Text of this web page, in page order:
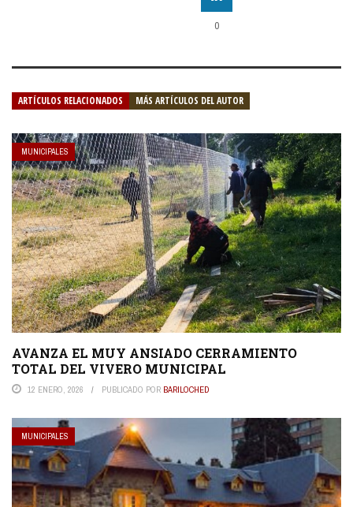
0
ARTÍCULOS RELACIONADOS MÁS ARTÍCULOS DEL AUTOR
MUNICIPALES
AVANZA EL MUY ANSIADO CERRAMIENTO
TOTAL DEL VIVERO MUNICIPAL
12 ENERO, 2026 PUBLICADO POR BARILOCHED
MUNICIPALES